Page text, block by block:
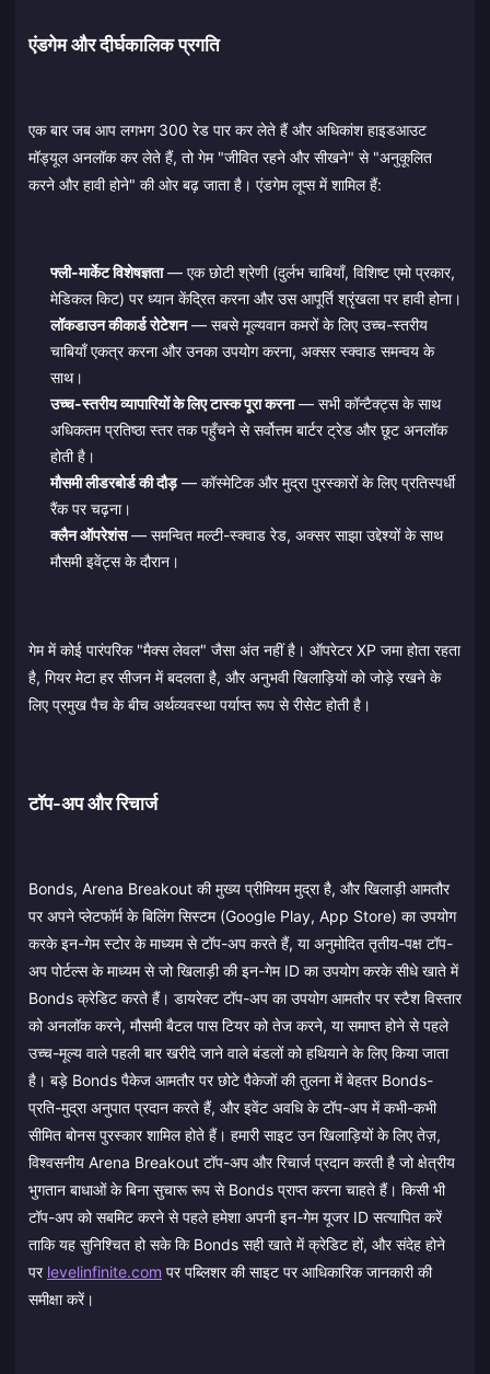
एंडगेम और दीर्घकालिक प्रगति
एक बार जब आप लगभग 300 रेड पार कर लेते हैं और अधिकांश हाइडआउट
मॉड्यूल अनलॉक कर लेते हैं, तो गेम "जीवित रहने और सीखने" से "अनुकूलित
करने और हावी होने" की ओर बढ़ जाता है। एंडगेम लूप्स में शामिल हैं:
फ्ली-मार्केट विशेषज्ञता— एक छोटी श्रेणी (दुर्लभ चाबियाँ, विशिष्ट एमो प्रकार,
मेडिकल किट) पर ध्यान केंद्रित करना और उस आपूर्ति श्रृंखला पर हावी होना।
लॉकडाउन कीकार्ड रोटेशन— सबसे मूल्यवान कमरों के लिए उच्च-स्तरीय
चाबियाँ एकत्र करना और उनका उपयोग करना, अक्सर स्क्वाड समन्वय के
साथ।
उच्च-स्तरीय व्यापारियों के लिए टास्क पूरा करना— सभी कॉन्टैक्ट्स के साथ
अधिकतम प्रतिष्ठा स्तर तक पहुँचने से सर्वोत्तम बार्टर ट्रेड और छूट अनलॉक
होती है।
मौसमी लीडरबोर्ड की दौड़— कॉस्मेटिक और मुद्रा पुरस्कारों के लिए प्रतिस्पर्धी
रैंक पर चढ़ना।
क्लैन ऑपरेशंस— समन्वित मल्टी-स्क्वाड रेड, अक्सर साझा उद्देश्यों के साथ
मौसमी इवेंट्स के दौरान।
गेम में कोई पारंपरिक "मैक्स लेवल" जैसा अंत नहीं है। ऑपरेटर XP जमा होता रहता
है, गियर मेटा हर सीजन में बदलता है, और अनुभवी खिलाड़ियों को जोड़े रखने के
लिए प्रमुख पैच के बीच अर्थव्यवस्था पर्याप्त रूप से रीसेट होती है।
टॉप-अप और रिचार्ज
Bonds, Arena Breakout की मुख्य प्रीमियम मुद्रा है, और खिलाड़ी आमतौर
पर अपने प्लेटफॉर्म के बिलिंग सिस्टम (Google Play, App Store) का उपयोग
करके इन-गेम स्टोर के माध्यम से टॉप-अप करते हैं, या अनुमोदित तृतीय-पक्ष टॉप-
अप पोर्टल्स के माध्यम से जो खिलाड़ी की इन-गेम ID का उपयोग करके सीधे खाते में
Bonds क्रेडिट करते हैं। डायरेक्ट टॉप-अप का उपयोग आमतौर पर स्टैश विस्तार
को अनलॉक करने, मौसमी बैटल पास टियर को तेज करने, या समाप्त होने से पहले
उच्च-मूल्य वाले पहली बार खरीदे जाने वाले बंडलों को हथियाने के लिए किया जाता
है। बड़े Bonds पैकेज आमतौर पर छोटे पैकेजों की तुलना में बेहतर Bonds-
प्रति-मुद्रा अनुपात प्रदान करते हैं, और इवेंट अवधि के टॉप-अप में कभी-कभी
सीमित बोनस पुरस्कार शामिल होते हैं। हमारी साइट उन खिलाड़ियों के लिए तेज़,
विश्वसनीय Arena Breakout टॉप-अप और रिचार्ज प्रदान करती है जो क्षेत्रीय
भुगतान बाधाओं के बिना सुचारू रूप से Bonds प्राप्त करना चाहते हैं। किसी भी
टॉप-अप को सबमिट करने से पहले हमेशा अपनी इन-गेम यूजर ID सत्यापित करें
ताकि यह सुनिश्चित हो सके कि Bonds सही खाते में क्रेडिट हों, और संदेह होने
पर levelinfinite.com पर पब्लिशर की साइट पर आधिकारिक जानकारी की
समीक्षा करें।